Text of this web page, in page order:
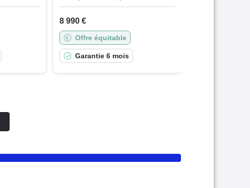
8 990 €
Offre équitable
Garantie 6 mois